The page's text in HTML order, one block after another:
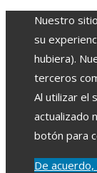
Nuestro
su
hubiera).
terceros
Al utilizar el
actualizado
botón para
De